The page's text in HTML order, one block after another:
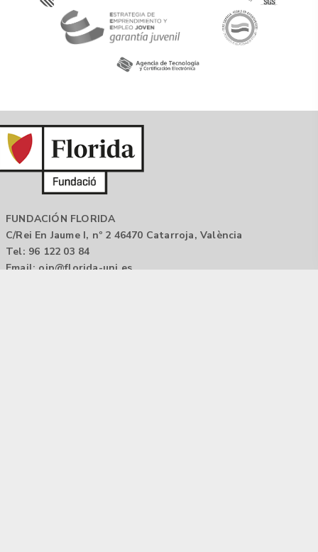
FUNDACIÓN FLORIDA
C/Rei En Jaume I, nº 2 46470 Catarroja, València
Tel: 96 122 03 84
Email: oip@florida-uni.es